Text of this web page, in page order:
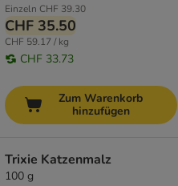
Einzeln CHF 39.30
CHF 35.50
CHF 59.17 / kg
CHF 33.73
Zum Warenkorb
hinzufügen
Trixie Katzenmalz
100 g